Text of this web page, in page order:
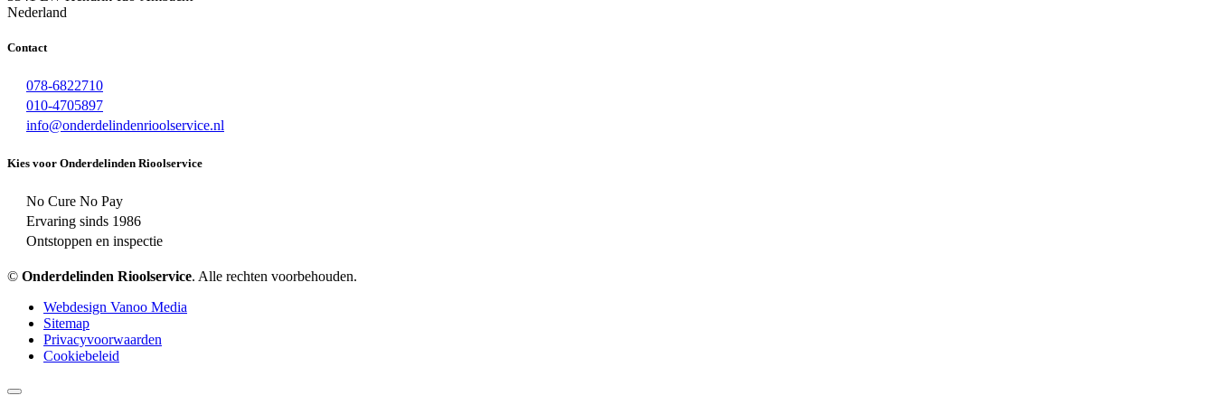
Nederland
Contact
078-6822710
010-4705897
info@onderdelindenrioolservice.nl
Kies voor Onderdelinden Rioolservice
No Cure No Pay
Ervaring sinds 1986
Ontstoppen en inspectie
© Onderdelinden Rioolservice. Alle rechten voorbehouden.
Webdesign Vanoo Media
Sitemap
Privacyvoorwaarden
Cookiebeleid